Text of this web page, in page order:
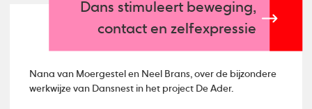
Dans stimuleert beweging,
contact en zelfexpressie
Nana van Moergestel en Neel Brans, over de bijzondere
werkwijze van Dansnest in het project De Ader.